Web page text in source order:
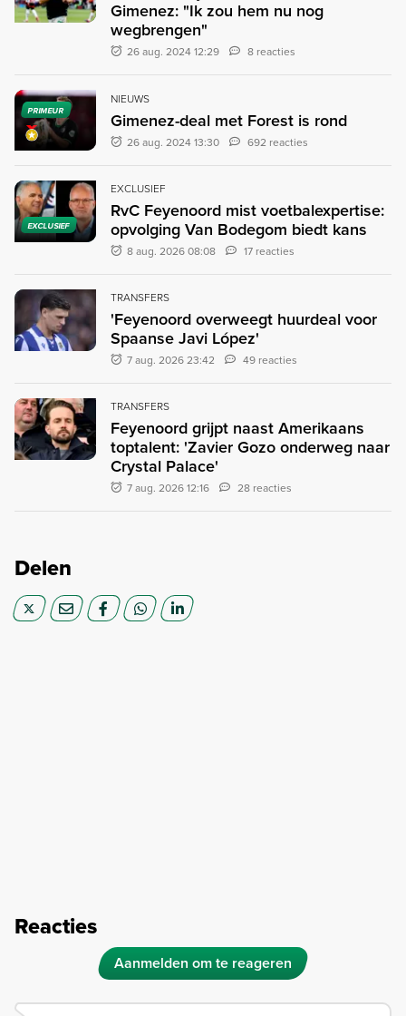
Gimenez: "Ik zou hem nu nog
wegbrengen"
26 aug. 2024 12:29 8 reacties
PRIMEUR
NIEUWS
Gimenez-deal met Forest is rond
26 aug. 2024 13:30 692 reacties
EXCLUSIEF
EXCLUSIEF
RvC Feyenoord mist voetbalexpertise:
opvolging Van Bodegom biedt kans
8 aug. 2026 08:08 17 reacties
TRANSFERS
'Feyenoord overweegt huurdeal voor
Spaanse Javi López'
7 aug. 2026 23:42 49 reacties
TRANSFERS
Feyenoord grijpt naast Amerikaans
toptalent: 'Zavier Gozo onderweg naar
Crystal Palace'
7 aug. 2026 12:16 28 reacties
Delen
Reacties
Aanmelden om te reageren